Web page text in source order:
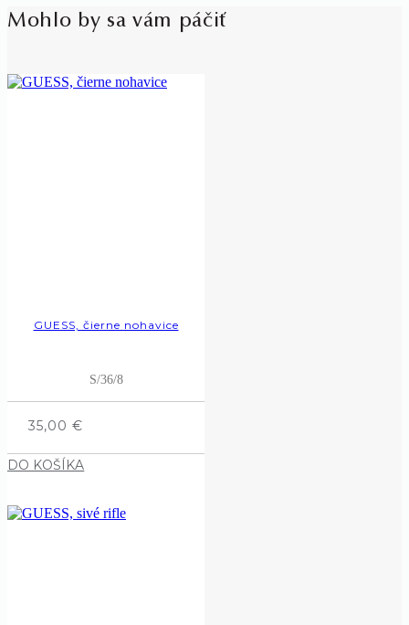
Mohlo by sa vám páčiť
GUESS, čierne nohavice
S/36/8
35,00 €
DO KOŠÍKA